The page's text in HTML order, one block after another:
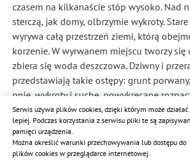
czasem na kilkanaście stóp wysoko. Nad
sterczą, jak domy, olbrzymie wykroty.
wyrywa całą przestrzeń ziemi, którą
korzenie. W wyrwanem miejscu tworzy się
zbiera się woda deszczowa. Dziwny i
przedstawiają takie ostępy: grunt
pnie, wykroty i suche, powykręcane
które pokrywa mech lub plugawa wilgoć,
przestrzeń; wśród chaosu drzewnego,
wszystko razem pomieszane, połamane,
zmarłe i gnijące — oto obraz. Nawet
Serwis używa plików cookies, dzięki którym może działać
lepiej. Podczas korzystania z serwisu pliki te są
pamięci urządzenia.
Można określić warunki przechowywania lub dostępu do
plików cookies w przeglądarce internetowej.